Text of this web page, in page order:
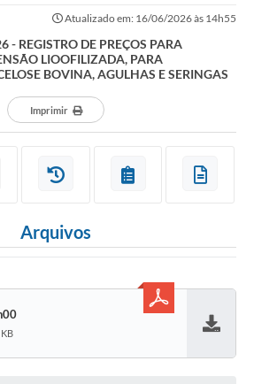
Atualizado em: 16/06/2026 às 14h55
- REGISTRO DE PREÇOS PARA
LIOOFILIZADA, PARA
BOVINA, AGULHAS E SERINGAS
Imprimir
Arquivos